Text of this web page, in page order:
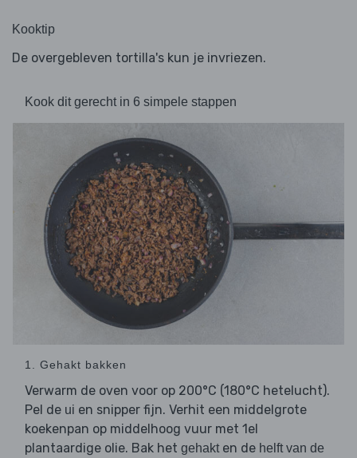
Kooktip
De overgebleven tortilla's kun je invriezen.
Kook dit gerecht in 6 simpele stappen
1. Gehakt bakken
Verwarm de oven voor op 200°C (180°C hetelucht).
Pel de ui en snipper fijn. Verhit een middelgrote
koekenpan op middelhoog vuur met 1el
plantaardige olie. Bak het gehakt en de helft van de